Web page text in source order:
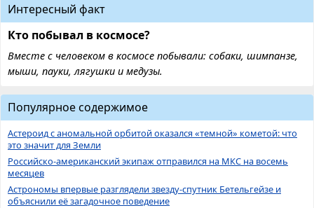
Интересный факт
Кто побывал в космосе?
Вместе с человеком в космосе побывали: собаки, шимпанзе,
мыши, пауки, лягушки и медузы.
Популярное содержимое
Астероид с аномальной орбитой оказался «темной» кометой: что
это значит для Земли
Российско-американский экипаж отправился на МКС на восемь
месяцев
Астрономы впервые разглядели звезду-спутник Бетельгейзе и
объяснили её загадочное поведение